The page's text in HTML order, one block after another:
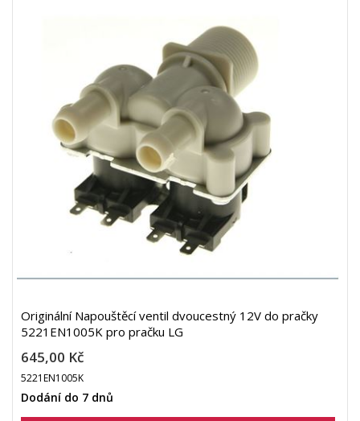
Originální Napouštěcí ventil dvoucestný 12V do pračky
5221EN1005K pro pračku LG
645,00 Kč
5221EN1005K
Dodání do 7 dnů